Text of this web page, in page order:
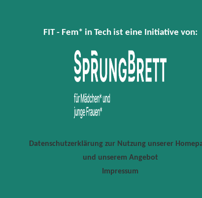
FIT - Fem* in Tech ist eine Initiative von:
Datenschutzerklärung zur Nutzung unserer
und unserem Angebot
Impressum